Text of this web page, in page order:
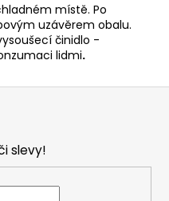
místě. Po
uzávěrem obalu.
činidlo -
lidmi.
slevy!